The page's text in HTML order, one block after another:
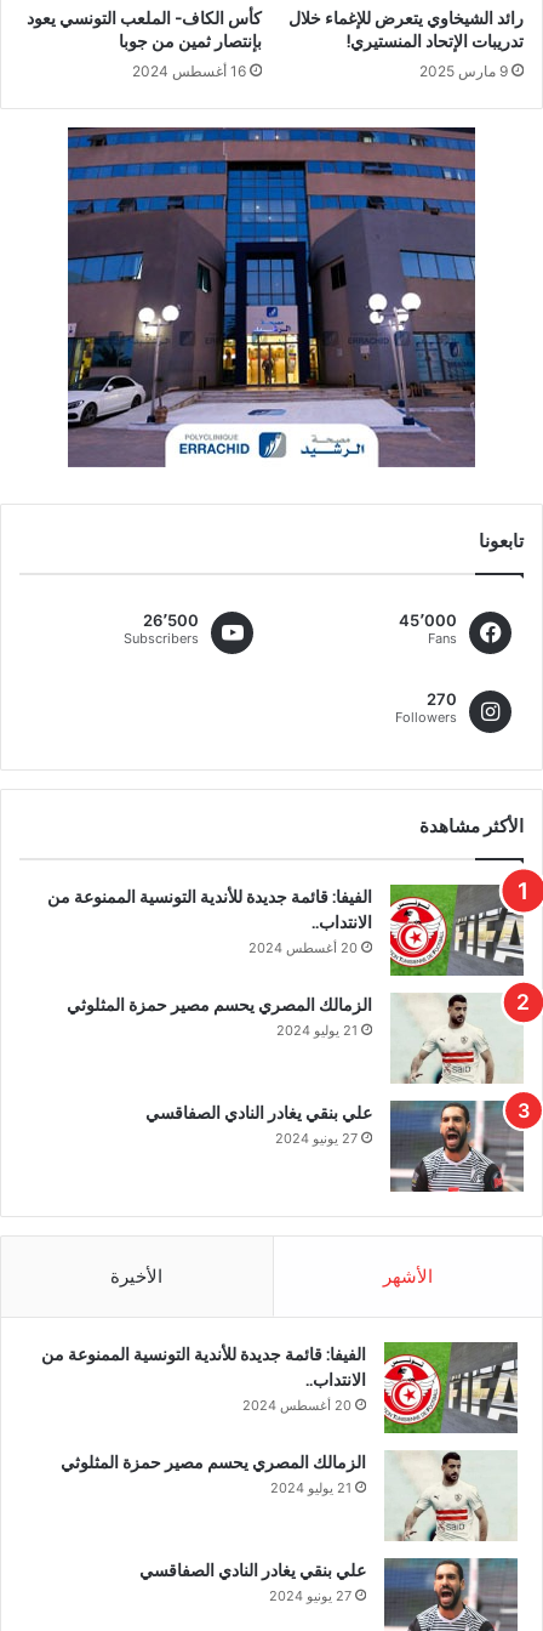
رائد الشيخاوي يتعرض للإغماء خلال
تدريبات الإتحاد المنستيري!
9 مارس 2025
كأس الكاف- الملعب التونسي يعود
بإنتصار ثمين من جوبا
16 أغسطس 2024
تابعونا
45٬000
Fans
26٬500
Subscribers
270
Followers
الأكثر مشاهدة
الفيفا: قائمة جديدة للأندية التونسية الممنوعة من
الانتداب..
20 أغسطس 2024
الزمالك المصري يحسم مصير حمزة المثلوثي
21 يوليو 2024
علي بنقي يغادر النادي الصفاقسي
27 يونيو 2024
الأشهر الأخيرة
الفيفا: قائمة جديدة للأندية التونسية الممنوعة من
الانتداب..
20 أغسطس 2024
الزمالك المصري يحسم مصير حمزة المثلوثي
21 يوليو 2024
علي بنقي يغادر النادي الصفاقسي
27 يونيو 2024